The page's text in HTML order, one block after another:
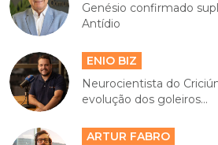
Genésio confirmado
Antídio
ENIO BIZ
Neurocientista do
evolução dos goleiros...
ARTUR FABRO